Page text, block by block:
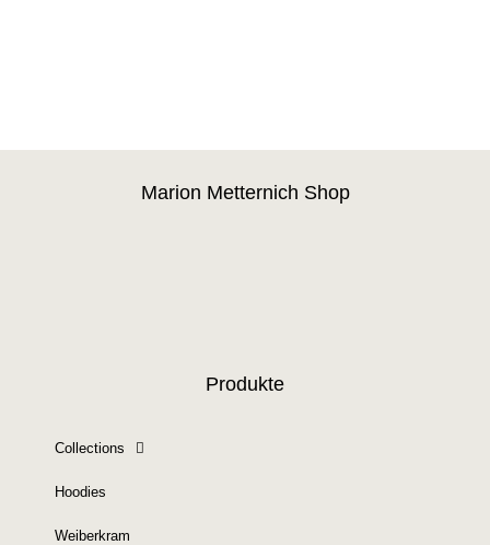
Marion Metternich Shop
Produkte
Collections
Hoodies
Weiberkram